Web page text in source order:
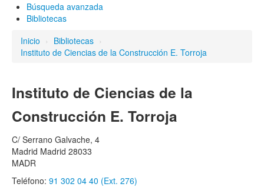
Búsqueda avanzada
Bibliotecas
Inicio › Bibliotecas ›
Instituto de Ciencias de la Construcción E. Torroja
Instituto de Ciencias de la
Construcción E. Torroja
C/ Serrano Galvache, 4
Madrid Madrid 28033
MADR
Teléfono: 91 302 04 40 (Ext. 276)